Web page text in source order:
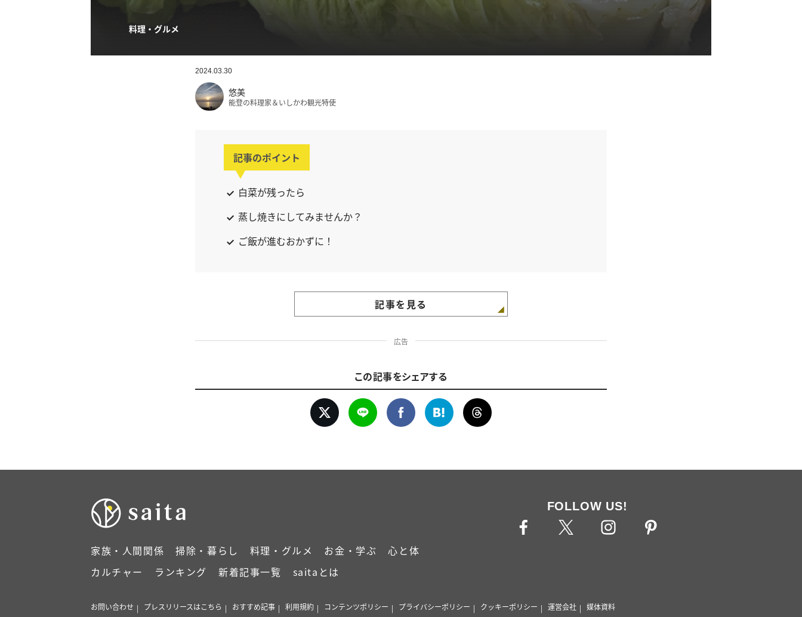
料理・グルメ
2024.03.30
悠美
能登の料理家＆いしかわ観光特使
記事のポイント
白菜が残ったら
蒸し焼きにしてみませんか？
ご飯が進むおかずに！
記事を見る
広告
この記事をシェアする
家族・人間関係 掃除・暮らし 料理・グルメ お金・学ぶ
心と体
カルチャー
ランキング 新着記事一覧 saitaとは
FOLLOW US!
お問い合わせ プレスリリースはこちら おすすめ記事 利用規約 コンテンツポリシー プライバシーポリシー クッキーポリシー 運営会社 媒体資料